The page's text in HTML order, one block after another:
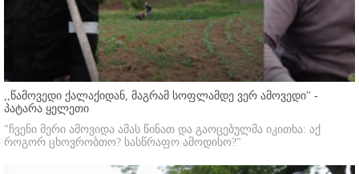
,,წამოვედი ქალაქიდან, მაგრამ სოფლამდე ვერ ამოვედი'' -
პატარა ყელეთი
"ჩვენი მერი ამოვიდა ამას წინათ და გაოცებულმა იკითხა: აქ
როგორ ცხოვრობთო? სასწრაფო ამოდისო?"